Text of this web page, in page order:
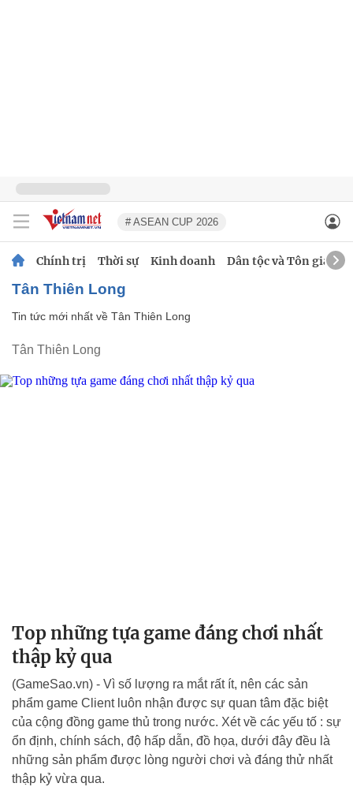
# ASEAN CUP 2026
Chính trị Thời sự Kinh doanh Dân tộc và Tôn giáo
Tân Thiên Long
Tin tức mới nhất về Tân Thiên Long
Tân Thiên Long
Top những tựa game đáng chơi nhất
thập kỷ qua
(GameSao.vn) - Vì số lượng ra mắt rất ít, nên các sản
phẩm game Client luôn nhận được sự quan tâm đặc biệt
của cộng đồng game thủ trong nước. Xét về các yếu tố : sự
ổn định, chính sách, độ hấp dẫn, đồ họa, dưới đây đều là
những sản phẩm được lòng người chơi và đáng thử nhất
thập kỷ vừa qua.